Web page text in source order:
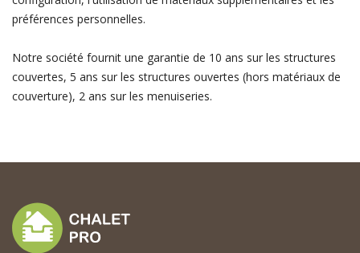
préférences personnelles.
Notre société fournit une garantie de 10 ans sur les structures
couvertes, 5 ans sur les structures ouvertes (hors matériaux de
couverture), 2 ans sur les menuiseries.